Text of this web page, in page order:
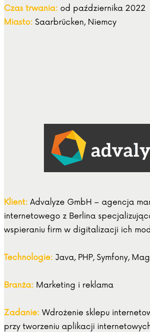
Czas trwania: od października 2022
Miasto: Saarbrücken, Niemcy
Klient: Advalyze GmbH – agencja
internetowego z Berlina
wspieraniu firm w digitalizacji ich
Technologie: Java, PHP, Symfony,
Branża: Marketing i reklama
Zadanie: Wdrożenie sklepu
przy tworzeniu aplikacji